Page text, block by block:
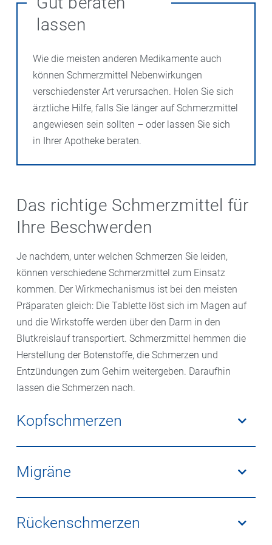
hemmende Wirkung ist aber bei Paracetamol eher
schwach, andere Mechanismen müssen an der
bekannt sind. Paracetamol ist in der jeweiligen
Dosierung schon für Säuglinge und Kleinkinder gegen
Fieber und Schmerzen zugelassen.
jeweiligen Dosierung für Säuglinge und Kleinkinder
gegenFieberund Schmerzen zugelassen.
Bewegungsapparateseingesetzt.
langanhaltend. Die Wirkung tritt nicht sofort ein, hält
aber dafür über 12 Stunden an. Naproxen kommt u. a.
lassen
Wie die meisten anderen Medikamente auch
können Schmerzmittel Nebenwirkungen
verschiedenster Art verursachen. Holen Sie sich
ärztliche Hilfe, falls Sie länger auf Schmerzmittel
angewiesen sein sollten – oder lassen Sie sich
in Ihrer Apotheke beraten.
Das richtige Schmerzmittel für
Ihre Beschwerden
Je nachdem, unter welchen Schmerzen Sie leiden,
können verschiedene Schmerzmittel zum Einsatz
kommen. Der Wirkmechanismus ist bei den meisten
Präparaten gleich: Die Tablette löst sich im Magen auf
und die Wirkstoffe werden über den Darm in den
Blutkreislauf transportiert. Schmerzmittel hemmen die
Herstellung der Botenstoffe, die Schmerzen und
Entzündungen zum Gehirn weitergeben. Daraufhin
lassen die Schmerzen nach.
Kopfschmerzen
BeiKopfschmerzensind Tabletten mit den
Wirkstoffen ASS, Ibuprofen oder Paracetamol die erste
Wahl. Sie wirken bei erkältungsbedingten
Kopfschmerzen gleichzeitig fiebersenkend.
Migräne
Migränezeigt sich mit verschiedensten Symptomen
sehr individuell. Eine pauschale Empfehlung ist
Rückenschmerzen